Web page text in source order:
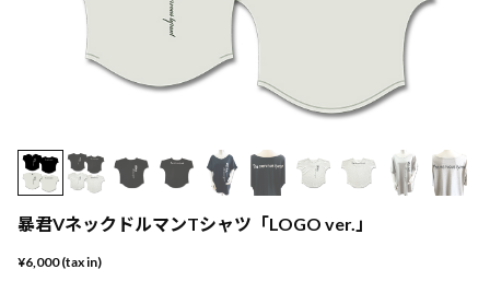
暴君VネックドルマンTシャツ「LOGO ver.」
¥6,000 (tax in)